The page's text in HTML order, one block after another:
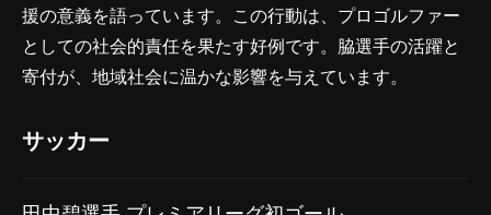
援の意義を語っています。この行動は、プロゴルファー
としての社会的責任を果たす好例です。脇選手の活躍と
寄付が、地域社会に温かな影響を与えています。
サッカー